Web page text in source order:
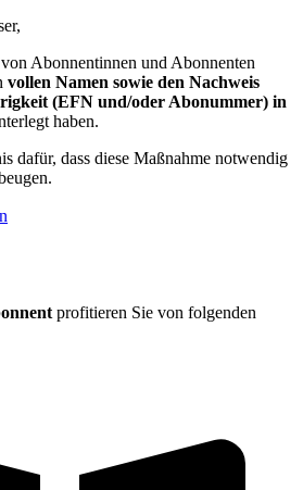
Abonnentinnen und Abonnenten
vollen Namen sowie den Nachweis
(EFN und/oder Abonummer) in
haben.
dafür, dass diese Maßnahme notwendig
profitieren Sie von folgenden